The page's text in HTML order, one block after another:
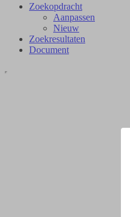
Zoekopdracht
Aanpassen
Nieuw
Zoekresultaten
Document